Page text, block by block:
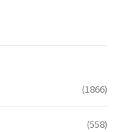
(1866)
(558)